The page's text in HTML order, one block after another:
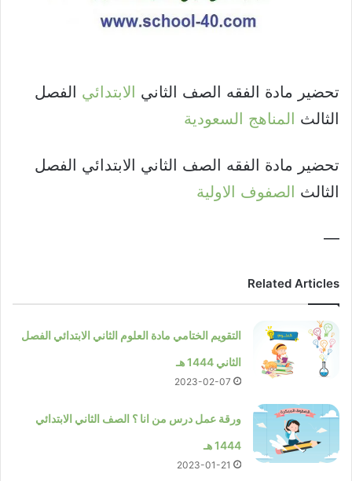
تحضير مادة الفقه الصف الثاني الابتدائي الفصل
الثالث المناهج السعودية
تحضير مادة الفقه الصف الثاني الابتدائي الفصل
الثالث الصفوف الاولية
—
Related Articles
التقويم الختامي مادة العلوم الثاني الابتدائي الفصل
الثاني 1444 هـ
2023-02-07
ورقة عمل درس من انا ؟ الصف الثاني الابتدائي
1444 هـ
2023-01-21